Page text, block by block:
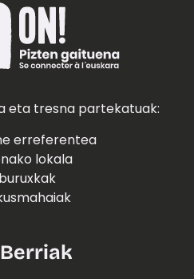
eta tresna partekatuak:
erreferentea
lokala
Berriak